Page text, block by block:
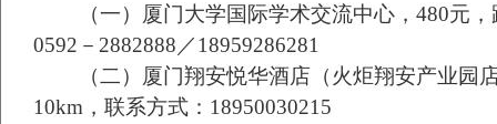
（一） 厦门大学国际学术交流中心，480元，
0592 － 2882888 ／18959286281
（二） 厦门翔安悦华酒店（火炬翔安产业园
10km ，联系方式： 18950030215